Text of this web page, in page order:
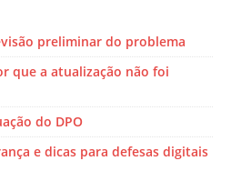
preliminar do problema
que a atualização não foi
do DPO
e dicas para defesas digitais